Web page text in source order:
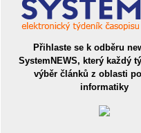
Přihlaste se k odběru
SystemNEWS, který každý
výběr článků z oblasti
informatiky